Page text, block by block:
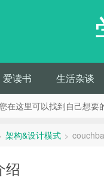
爱读书 生活杂谈
在这里可以找到自己想要
架构&设计模式 >
绍